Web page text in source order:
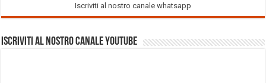
Iscriviti al nostro canale whatsapp
Iscriviti al nostro Canale Youtube